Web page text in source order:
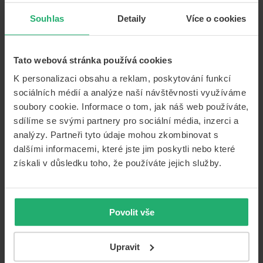
Souhlas Detaily Více o cookies
Tato webová stránka používá cookies
K personalizaci obsahu a reklam, poskytování funkcí
sociálních médií a analýze naší návštěvnosti využíváme
soubory cookie. Informace o tom, jak náš web používáte,
sdílíme se svými partnery pro sociální média, inzerci a
analýzy. Partneři tyto údaje mohou zkombinovat s
dalšími informacemi, které jste jim poskytli nebo které
získali v důsledku toho, že používáte jejich služby.
Povolit vše
Upravit
díly mají být použity při likvidaci škod nebo jakým
způsobem má být vozidlo opraveno – například v dílně
Na co se vztahuje havarijní pojištění
Havarijní pojištění je specifická pojistná ochrana,
protože i když pojišťovna nemůže odmítnout uzavřít
smlouvu opovinném ručení, v případě tohoto pojištění
je důležitý věk vozidla. Taková ochrana se zpravidla
může vztahovat na automobily do stáří 10, 12 nebo 15 let
– pojišťovny mohou svobodně stanovit maximální věk
automobilu.
pojištění. Nejčastěji se pojistné vztahuje nakrádeže
škody způsobené třetími stranami
neoprávněné použití automobilu,srážku s divokým
poničení živly a
můžete jednu pojistku nebo všechny dohromady. Také